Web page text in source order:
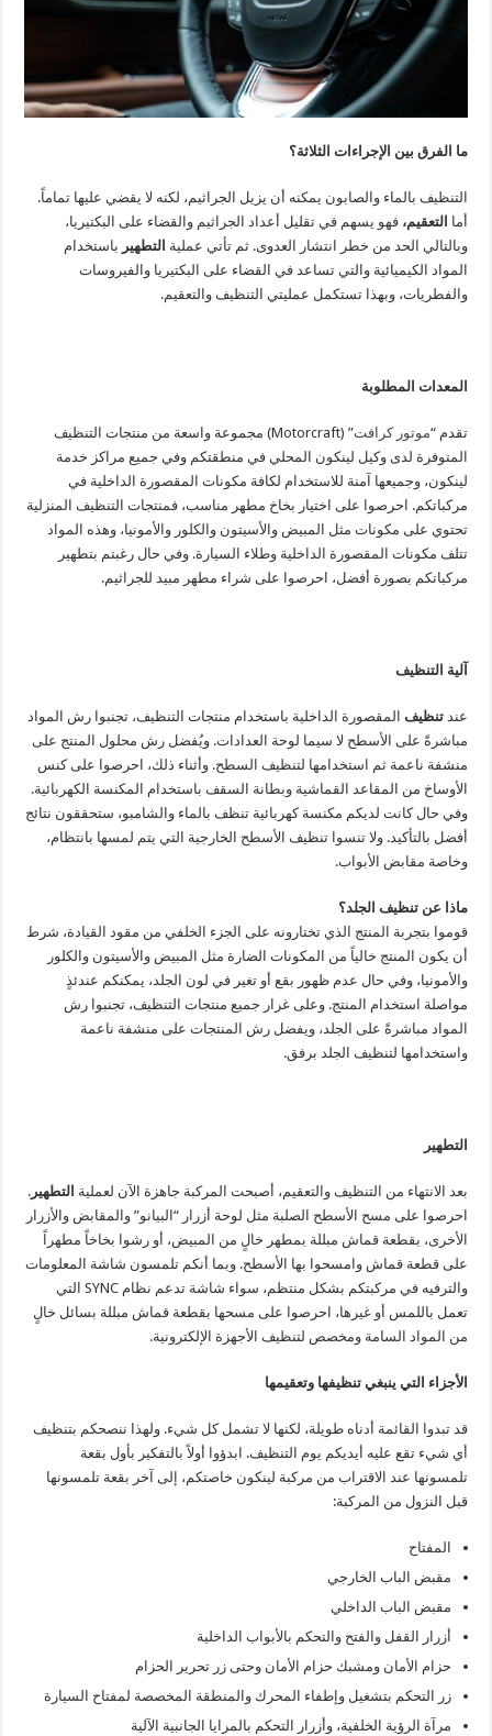
ما الفرق بين الإجراءات الثلاثة؟
التنظيف بالماء والصابون يمكنه أن يزيل الجراثيم، لكنه لا يقضي عليها تماماً.
أما التعقيم،فهو يسهم في تقليل أعداد الجراثيم والقضاء على البكتيريا،
وبالتالي الحد من خطر انتشار العدوى. ثم تأتي عملية التطهير باستخدام
المواد الكيميائية والتي تساعد في القضاء على البكتيريا والفيروسات
والفطريات، وبهذا تستكمل عمليتي التنظيف والتعقيم.
المعدات المطلوبة
تقدم “موتور كرافت
” (Motorcraft) مجموعة واسعة من منتجات التنظيف
المتوفرة لدى وكيل لينكون المحلي في منطقتكم وفي جميع مراكز خدمة
لينكون، وجميعها آمنة للاستخدام لكافة مكونات المقصورة الداخلية في
مركباتكم. احرصوا على اختيار بخاخ مطهر مناسب، فمنتجات التنظيف المنزلية
تحتوي على مكونات مثل المبيض والأسيتون والكلور والأمونيا، وهذه المواد
تتلف مكونات المقصورة الداخلية وطلاء السيارة. وفي حال رغبتم بتطهير
مركباتكم بصورة أفضل، احرصوا على شراء مطهر مبيد للجراثيم.
آلية التنظيف
عند تنظيفالمقصورة الداخلية باستخدام منتجات التنظيف، تجنبوا رش المواد
مباشرةً على الأسطح لا سيما لوحة العدادات. ويُفضل رش محلول المنتج على
منشفة ناعمة ثم استخدامها لتنظيف السطح. وأثناء ذلك، احرصوا على كنس
الأوساخ من المقاعد القماشية وبطانة السقف باستخدام المكنسة الكهربائية.
وفي حال كانت لديكم مكنسة كهربائية تنظف بالماء والشامبو، ستحققون نتائج
أفضل بالتأكيد. ولا تنسوا تنظيف الأسطح الخارجية التي يتم لمسها بانتظام،
وخاصة مقابض الأبواب.
ماذا عن تنظيف الجلد؟
قوموا بتجربة المنتج الذي تختارونه على الجزء الخلفي من مقود القيادة، شرط
أن يكون المنتج خالياً من المكونات الضارة مثل المبيض والأسيتون والكلور
والأمونيا، وفي حال عدم ظهور بقع أو تغير في لون الجلد، يمكنكم عندئذٍ
مواصلة استخدام المنتج. وعلى غرار جميع منتجات التنظيف، تجنبوا رش
المواد مباشرةً على الجلد، ويفضل رش المنتجات على منشفة ناعمة
واستخدامها لتنظيف الجلد برفق.
التطهير
بعد الانتهاء من التنظيف والتعقيم، أصبحت المركبة جاهزة الآن لعملية التطهير .
احرصوا على مسح الأسطح الصلبة مثل لوحة أزرار “البيانو” والمقابض والأزرار
الأخرى، بقطعة قماش مبللة بمطهر خالٍ من المبيض، أو رشوا بخاخاً مطهراً
على قطعة قماش وامسحوا بها الأسطح. وبما أنكم تلمسون شاشة المعلومات
والترفيه في مركبتكم بشكل منتظم، سواء شاشة تدعم نظام SYNC التي
تعمل باللمس أو غيرها، احرصوا على مسحها بقطعة قماش مبللة بسائل خالٍ
من المواد السامة ومخصص لتنظيف الأجهزة الإلكترونية.
الأجزاء التي ينبغي تنظيفها وتعقيمها
قد تبدوا القائمة أدناه طويلة، لكنها لا تشمل كل شيء. ولهذا ننصحكم بتنظيف
أي شيء تقع عليه أيديكم يوم التنظيف. ابدؤوا أولاً بالتفكير بأول بقعة
تلمسونها عند الاقتراب من مركبة لينكون خاصتكم، إلى آخر بقعة تلمسونها
قبل النزول من المركبة:
المفتاح
مقبض الباب الخارجي
مقبض الباب الداخلي
أزرار القفل والفتح والتحكم بالأبواب الداخلية
حزام الأمان ومشبك حزام الأمان وحتى زر تحرير الحزام
زر التحكم بتشغيل وإطفاء المحرك والمنطقة المخصصة لمفتاح السيارة
مرآة الرؤية الخلفية، وأزرار التحكم بالمرايا الجانبية الآلية